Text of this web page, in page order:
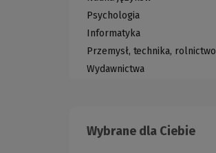
Psychologia
Informatyka
Przemysł, technika, rolnictwo
Wydawnictwa
Wybrane dla Ciebie